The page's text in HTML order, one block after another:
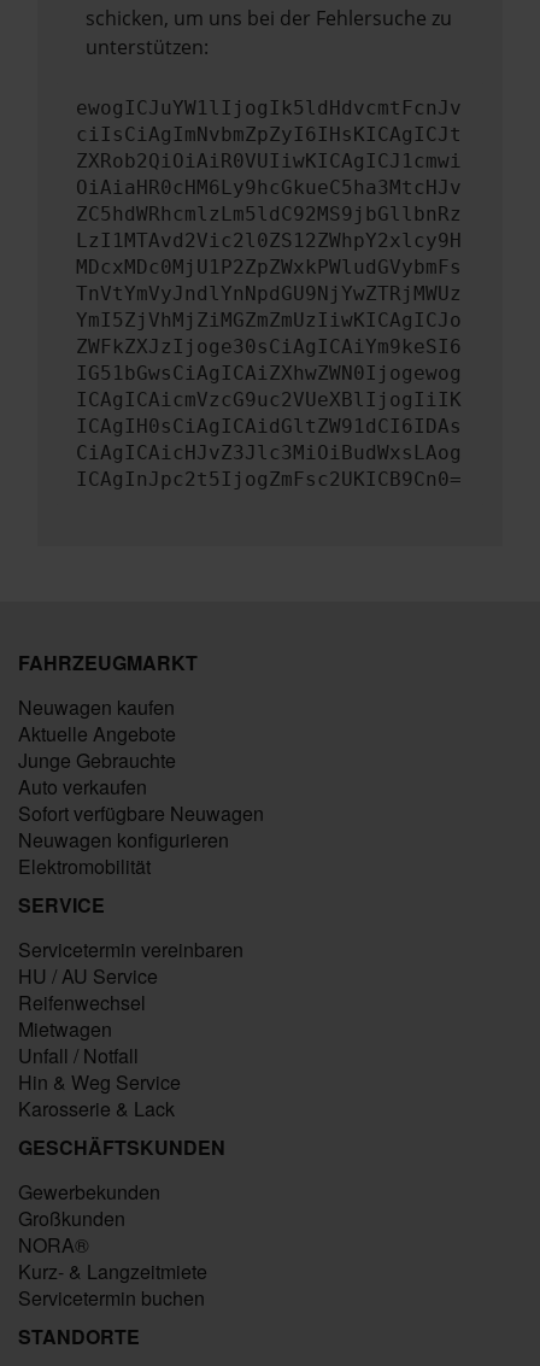
schicken, um uns bei der Fehlersuche zu
unterstützen:
ewogICJuYW1lIjogIk5ldHdvcmtFcnJv
ciIsCiAgImNvbmZpZyI6IHsKICAgICJt
ZXRob2QiOiAiR0VUIiwKICAgICJ1cmwi
OiAiaHR0cHM6Ly9hcGkueC5ha3MtcHJv
ZC5hdWRhcmlzLm5ldC92MS9jbGllbnRz
LzI1MTAvd2Vic2l0ZS12ZWhpY2xlcy9H
MDcxMDc0MjU1P2ZpZWxkPWludGVybmFs
TnVtYmVyJndlYnNpdGU9NjYwZTRjMWUz
YmI5ZjVhMjZiMGZmZmUzIiwKICAgICJo
ZWFkZXJzIjoge30sCiAgICAiYm9keSI6
IG51bGwsCiAgICAiZXhwZWN0Ijogewog
ICAgICAicmVzcG9uc2VUeXBlIjogIiIK
ICAgIH0sCiAgICAidGltZW91dCI6IDAs
CiAgICAicHJvZ3Jlc3MiOiBudWxsLAog
ICAgInJpc2t5IjogZmFsc2UKICB9Cn0=
FAHRZEUGMARKT
Neuwagen kaufen
Aktuelle Angebote
Junge Gebrauchte
Auto verkaufen
Sofort verfügbare Neuwagen
Neuwagen konfigurieren
Elektromobilität
SERVICE
Servicetermin vereinbaren
HU / AU Service
Reifenwechsel
Mietwagen
Unfall / Notfall
Hin & Weg Service
Karosserie & Lack
GESCHÄFTSKUNDEN
Gewerbekunden
Großkunden
NORA®
Kurz- & Langzeitmiete
Servicetermin buchen
STANDORTE